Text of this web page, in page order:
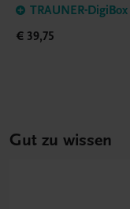
TRAUNER-DigiBox
€ 39,75
Gut zu wissen